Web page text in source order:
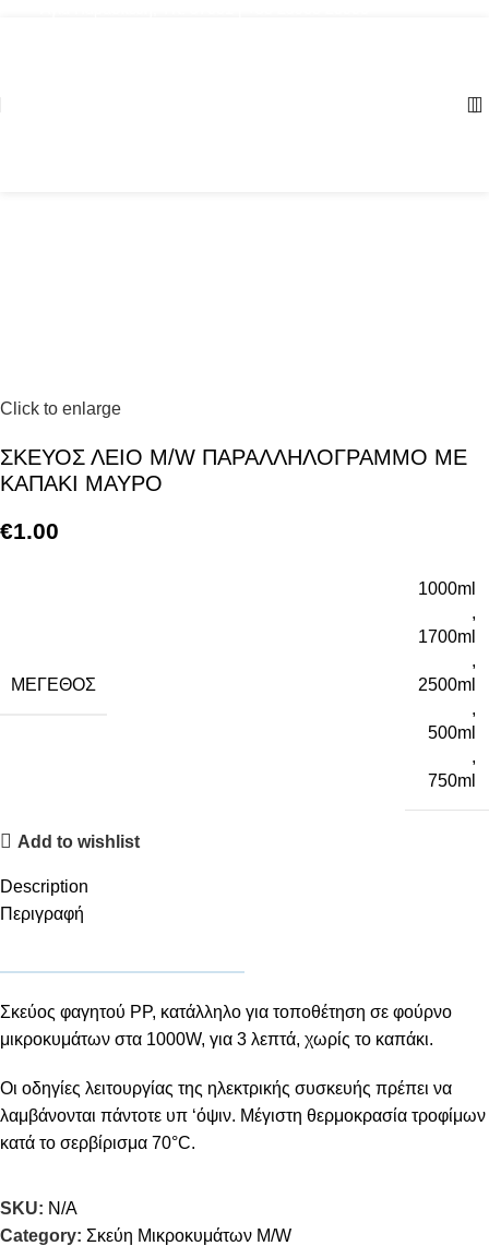
Click to enlarge
ΣΚΕΥΟΣ ΛΕΙΟ M/W ΠΑΡΑΛΛΗΛΟΓΡΑΜΜΟ ΜΕ
ΚΑΠΑΚΙ ΜΑΥΡΟ
€1.00
ΜΈΓΕΘΟΣ
1000ml
,
1700ml
,
2500ml
,
500ml
,
750ml
Add to wishlist
Description
Περιγραφή
Σκεύος φαγητού PP, κατάλληλο για τοποθέτηση σε φούρνο
μικροκυμάτων στα 1000W, για 3 λεπτά, χωρίς το καπάκι.
Οι οδηγίες λειτουργίας της ηλεκτρικής συσκευής πρέπει να
λαμβάνονται πάντοτε υπ ‘όψιν. Μέγιστη θερμοκρασία τροφίμων
κατά το σερβίρισμα 70°C.
Χωρητικότητα: 500ml 750ml 1000ml 1700ml 2500ml
Υλικό: ΡΡ
SKU: N/A
Category: Σκεύη Μικροκυμάτων Μ/W